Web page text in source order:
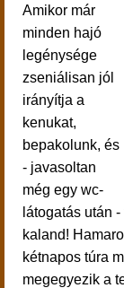
Amikor már
minden hajó
legénysége
zseniálisan jól
irányítja a
kenukat,
bepakolunk, és
- javasoltan
még egy wc-
látogatás után
kaland!
kétnapos túra
megegyezik a